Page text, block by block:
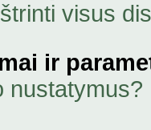
visus
ir
nustatymus?